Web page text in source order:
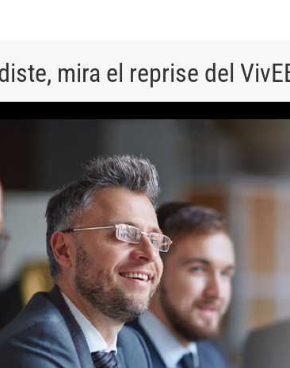
mira el reprise del